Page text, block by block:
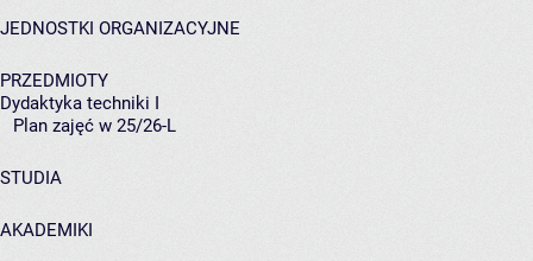
JEDNOSTKI ORGANIZACYJNE
PRZEDMIOTY
Dydaktyka techniki I
Plan zajęć w 25/26-L
STUDIA
AKADEMIKI